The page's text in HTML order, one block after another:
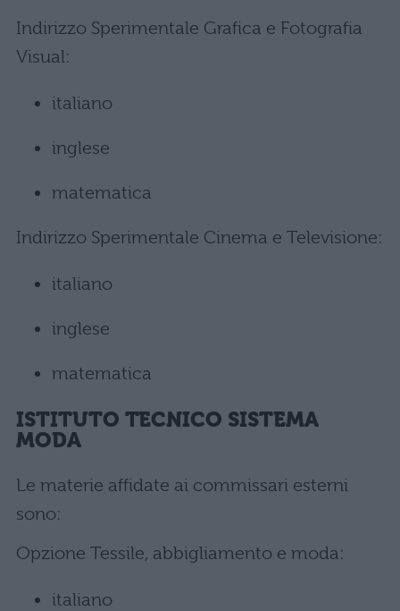
Indirizzo Sperimentale Grafica e Fotografia
Visual:
italiano
inglese
matematica
Indirizzo Sperimentale Cinema e Televisione:
italiano
inglese
matematica
ISTITUTO TECNICO SISTEMA
MODA
Le materie affidate ai commissari esterni
sono:
Opzione Tessile, abbigliamento e moda:
italiano